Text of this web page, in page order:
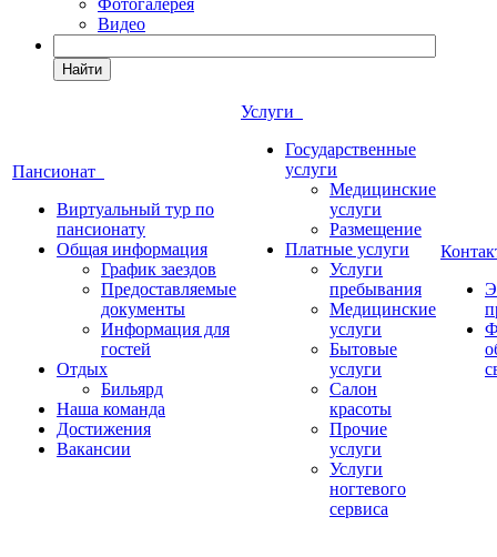
Фотогалерея
Видео
Найти
Пансионат
Виртуальный тур по
пансионату
Общая информация
График заездов
Предоставляемые
документы
Информация для
гостей
Отдых
Бильярд
Наша команда
Достижения
Вакансии
Услуги
Государственные
услуги
Медицинские
услуги
Размещение
Платные услуги
Услуги
пребывания
Медицинские
услуги
Бытовые
услуги
Салон
красоты
Прочие
услуги
Услуги
ногтевого
сервиса